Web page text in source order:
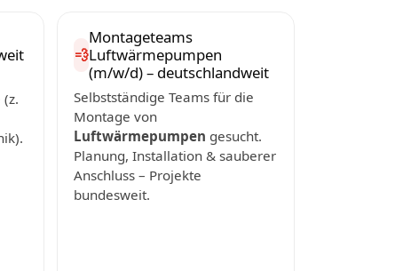
💨
Montageteams
Luftwärmepumpen
(m/w/d) – deutschlandweit
Selbstständige Teams für die
Montage von
Luftwärmepumpen gesucht.
Planung, Installation & sauberer
Anschluss – Projekte
bundesweit.